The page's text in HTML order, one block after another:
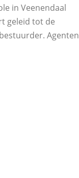
in Veenendaal
geleid tot de
Agenten